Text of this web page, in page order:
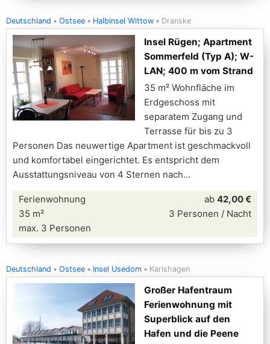
Deutschland Ostsee Halbinsel Wittow Dranske
Insel Rügen; Apartment
Sommerfeld (Typ A); W-
LAN; 400 m vom Strand
35 m² Wohnfläche im
Erdgeschoss mit
separatem Zugang und
Terrasse für bis zu 3
Personen Das neuwertige Apartment ist geschmackvoll
und komfortabel eingerichtet. Es entspricht dem
Ausstattungsniveau von 4 Sternen nach
Ferienwohnung
35 m²
max. 3 Personen
ab 42,00 €
3 Personen / Nacht
Deutschland Ostsee Insel Usedom Karlshagen
Großer Hafentraum
Ferienwohnung mit
Superblick auf den
Hafen und die Peene